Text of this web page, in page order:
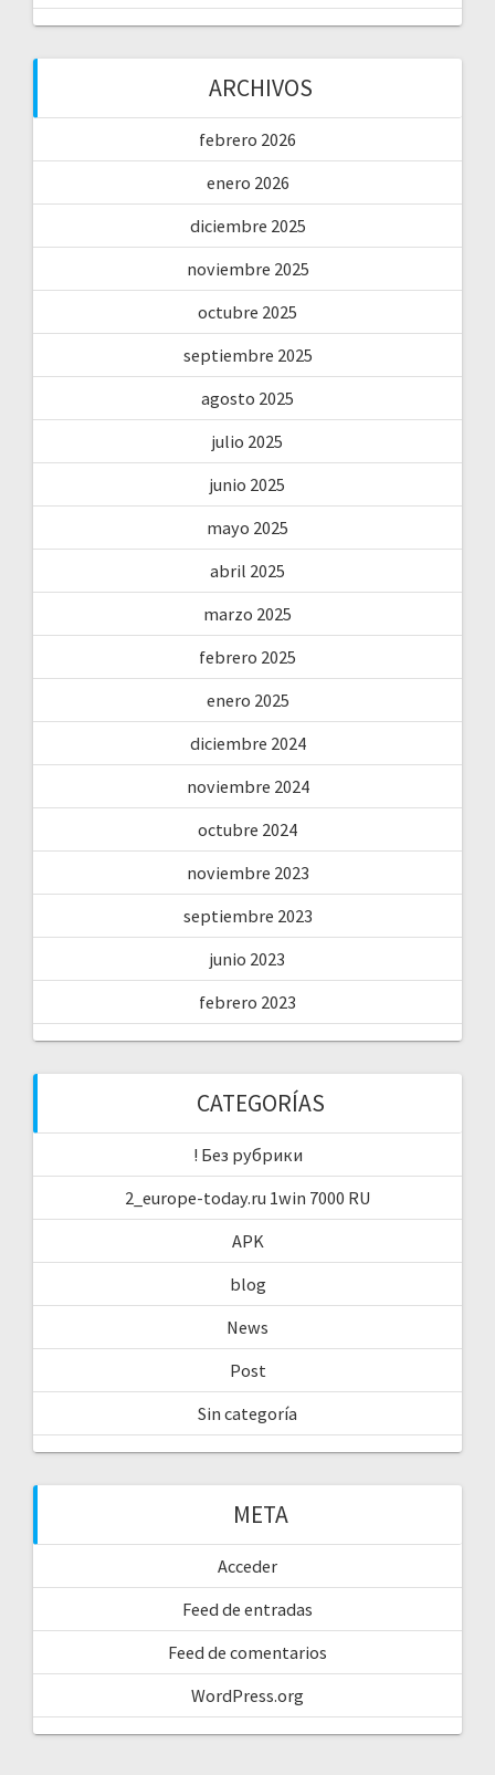
ARCHIVOS
febrero 2026
enero 2026
diciembre 2025
noviembre 2025
octubre 2025
septiembre 2025
agosto 2025
julio 2025
junio 2025
mayo 2025
abril 2025
marzo 2025
febrero 2025
enero 2025
diciembre 2024
noviembre 2024
octubre 2024
noviembre 2023
septiembre 2023
junio 2023
febrero 2023
CATEGORÍAS
! Без рубрики
2_europe-today.ru 1win 7000 RU
APK
blog
News
Post
Sin categoría
META
Acceder
Feed de entradas
Feed de comentarios
WordPress.org